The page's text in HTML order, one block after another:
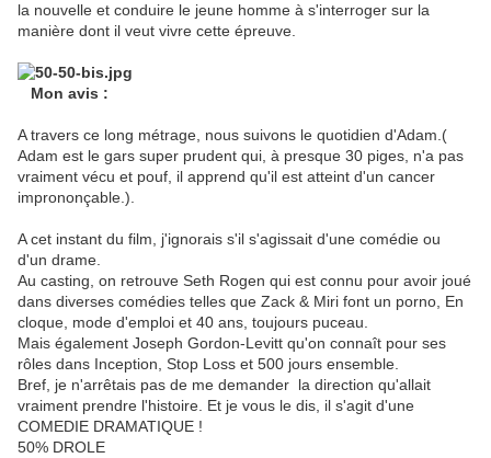
la nouvelle et conduire le jeune homme à s'interroger sur la
manière dont il veut vivre cette épreuve.
Mon avis :
A travers ce long métrage, nous suivons le quotidien d'Adam.(
Adam est le gars super prudent qui, à presque 30 piges, n'a pas
vraiment vécu et pouf, il apprend qu'il est atteint d'un cancer
imprononçable.).
A cet instant du film, j'ignorais s'il s'agissait d'une comédie ou
d'un drame.
Au casting, on retrouve Seth Rogen qui est connu pour avoir joué
dans diverses comédies telles que Zack & Miri font un porno, En
cloque, mode d'emploi et 40 ans, toujours puceau.
Mais également Joseph Gordon-Levitt qu'on connaît pour ses
rôles dans Inception, Stop Loss et 500 jours ensemble.
Bref, je n'arrêtais pas de me demander la direction qu'allait
vraiment prendre l'histoire. Et je vous le dis, il s'agit d'une
COMEDIE DRAMATIQUE !
50% DROLE